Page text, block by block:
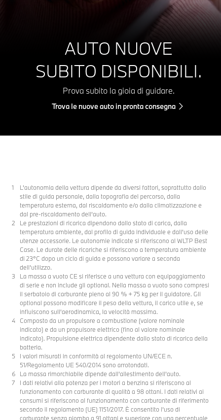
AUTO NUOVE
SUBITO DISPONIBILI.
Prova subito la gioia di guidare.
Trova le nuove auto in pronta consegna
L’autonomia della vettura dipende da diversi fattori, soprattutto dallo
stile di guida personale, dalla topografia del percorso, dalla
temperatura esterna, dal riscaldamento e/o dalla climatizzazione e
dal pre-riscaldamento dell’auto.
Le prestazioni di ricarica dipendono dallo stato di carica, dalla
temperatura ambiente, dal profilo di guida individuale e dall'uso delle
utenze accessorie. Le autonomie indicate si riferiscono al WLTP Best
Case. Le durate delle ricariche si riferiscono a temperatura ambiente
di 23°C dopo un ciclo di guida e possono variare a seconda
dell’utilizzo.
La massa a vuoto CE si riferisce a una vettura con equipaggiamento
di serie e non include gli optional. Nella massa a vuoto sono compresi
il serbatoio di carburante pieno al 90 % + 75 kg per il guidatore. Gli
optional possono modificare il peso della vettura, il carico utile e, se
influiscono sull’aerodinamica, la velocità massima.
Composto da un propulsore a combustione (valore nominale
indicato) e da un propulsore elettrico (fino al valore nominale
indicato). Propulsione elettrica dipendente dallo stato di ricarica della
batteria.
I valori misurati in conformità al regolamento UN/ECE n.
51/Regolamento UE 540/2014 sono arrotondati.
La massa rimorchiabile dipende dall’allestimento dell’auto.
I dati relativi alla potenza per i motori a benzina si riferiscono al
funzionamento con carburante di qualità a 98 ottani. I dati relativi ai
consumi si riferiscono al funzionamento con carburante di riferimento
secondo il regolamento (UE) 1151/2017. È consentito l’uso di
carburante senza piombo a 91 ottani e superiore con una percentuale